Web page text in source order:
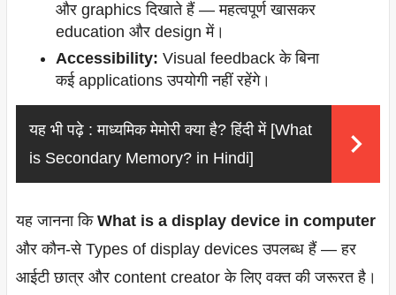
और graphics दिखाते हैं — महत्वपूर्ण खासकर
education और design में।
Accessibility: Visual feedback के बिना
कई applications उपयोगी नहीं रहेंगे।
यह भी पढ़े : माध्यमिक मेमोरी क्या है? हिंदी में [What
is Secondary Memory? in Hindi]
यह जानना कि What is a display device in computer
और कौन-से Types of display devices उपलब्ध हैं — हर
आईटी छात्र और content creator के लिए वक्त की जरूरत है।